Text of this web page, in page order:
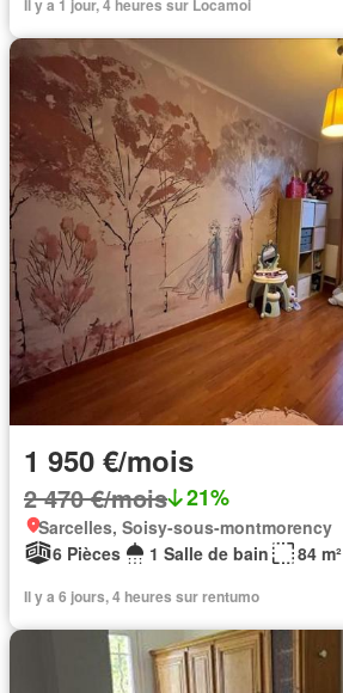
Il y a 1 jour, 4 heures sur Locamoi
1 950 €/mois
2 470 €/mois 21%
Sarcelles, Soisy-sous-montmorency
6 Pièces
1 Salle de bain 84 m²
Il y a 6 jours, 4 heures sur rentumo